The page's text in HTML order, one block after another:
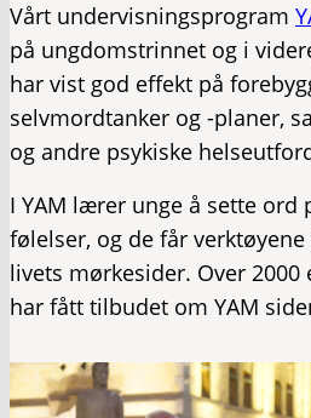
Vårt undervisningsprogram
på ungdomstrinnet og i
har vist god effekt på
selvmordtanker og -planer,
og andre psykiske
I YAM lærer unge å sette ord
følelser, og de får
livets mørkesider. Over 2000
har fått tilbudet om YAM